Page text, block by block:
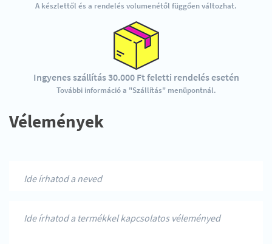
A készlettől és a rendelés volumenétől függően változhat.
Ingyenes szállítás 30.000 Ft feletti rendelés esetén
További információ a "Szállítás" menüpontnál.
Vélemények